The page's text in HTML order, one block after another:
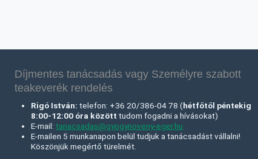
Díjmentes tanácsadás vagy Személyre szabott
teakeverék rendelés
Rigó István:telefon: +36 20/386-04 78 (hétfőtől péntekig
8:00-12:00 óra között tudom fogadni a hívásokat)
E-mail:tanacsadas@gyogynoveny-eger.hu
E-mailen 5 munkanapon belül tudjuk a tanácsadást vállalni!
Köszönjük megértő türelmét.